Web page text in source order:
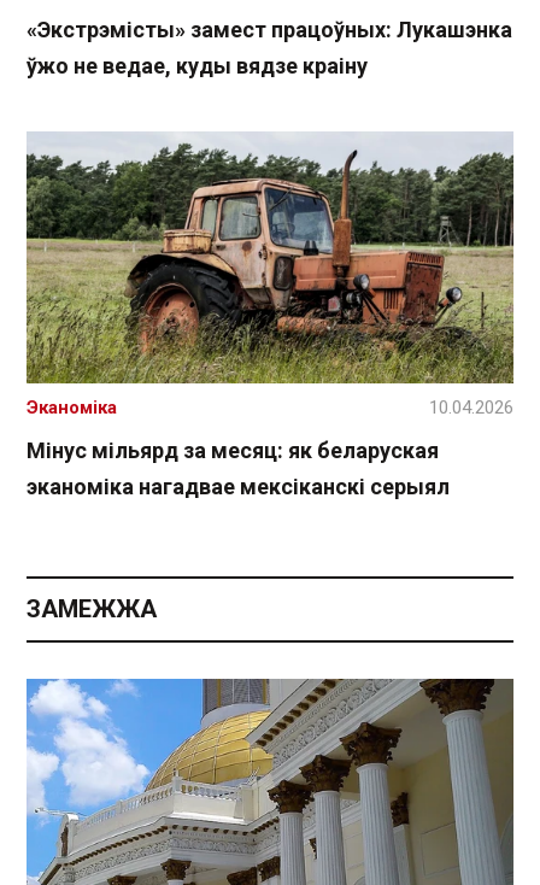
«Экстрэмісты» замест працоўных: Лукашэнка
ўжо не ведае, куды вядзе краіну
Мінус мільярд за месяц: як беларуская
эканоміка нагадвае мексіканскі серыял
Эканоміка 10.04.2026
ЗАМЕЖЖА